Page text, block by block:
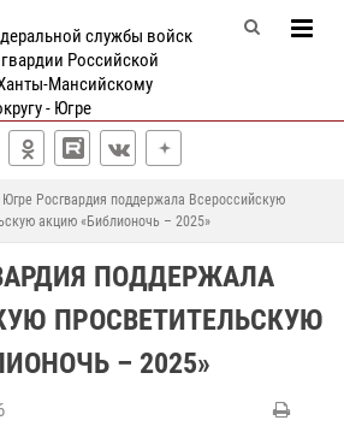
службы войск
Российской
Мансийскому
- Югре
Югре Росгвардия поддержала Всероссийскую
акцию «Библионочь – 2025»
ПОДДЕРЖАЛА
ПРОСВЕТИТЕЛЬСКУЮ
– 2025»